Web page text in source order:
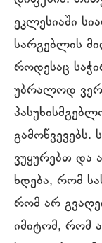
ეკლესიაში
სარგებლის
როდესაც
უბრალოდ
გამოწვევებს.
ვუყურებთ და
ხდება, რომ
რომ არ
იმიტომ, რომ